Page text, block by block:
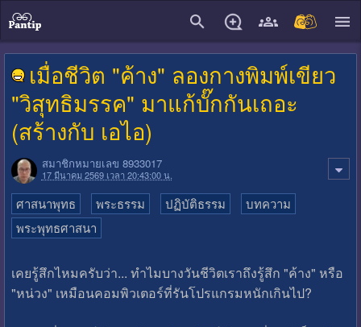
เมื่อชีวิต "ค้าง" ลองกางพิมพ์เขียว
"วิสุทธิมรรค" มาแก้บั๊กกันเถอะ
(สร้างกับ เอไอ)
สมาชิกหมายเลข 8933017
17 มีนาคม 2569 เวลา 20:43:00 น.
ศาสนาพุทธ พระธรรม ปฏิบัติธรรม
บทความ
พระพุทธศาสนา
เคยรู้สึกไหมครับว่า... ทำไมบางวันชีวิตเราถึงรู้สึก "ค้าง" หรือ
"หน่วง" เหมือนคอมพิวเตอร์ที่รันโปรแกรมหนักเกินไป?
close